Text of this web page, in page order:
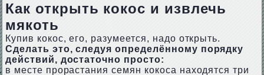
Как открыть кокос и извлечь
мякоть
Купив кокос, его, разумеется, надо открыть.
Сделать это, следуя определённому порядку
действий, достаточно просто:
в месте прорастания семян кокоса находятся три